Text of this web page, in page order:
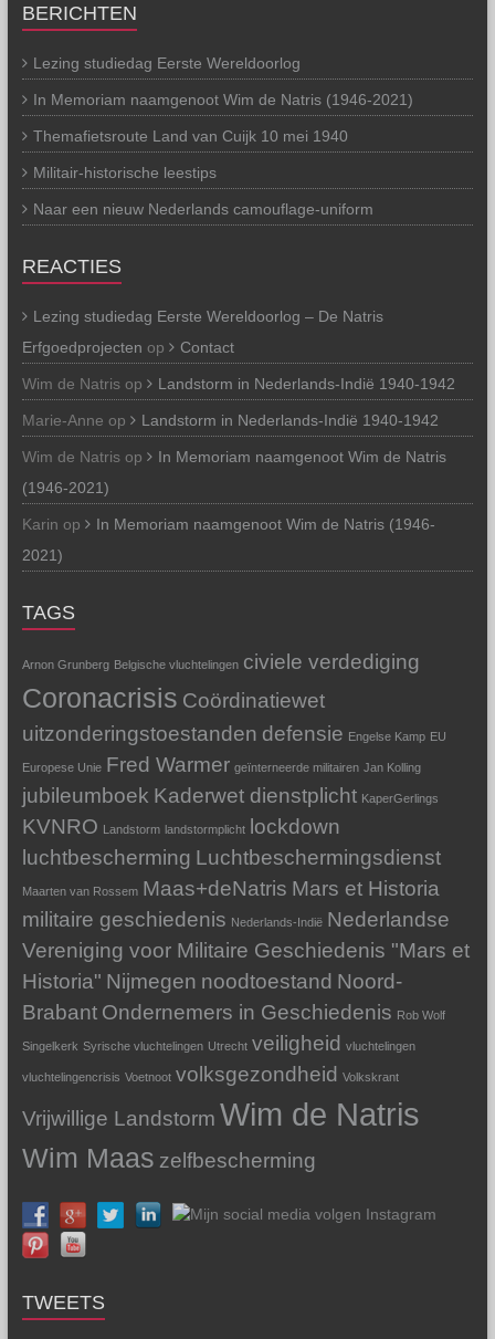
BERICHTEN
Lezing studiedag Eerste Wereldoorlog
In Memoriam naamgenoot Wim de Natris (1946-2021)
Themafietsroute Land van Cuijk 10 mei 1940
Militair-historische leestips
Naar een nieuw Nederlands camouflage-uniform
REACTIES
Lezing studiedag Eerste Wereldoorlog – De Natris
Erfgoedprojecten op Contact
Wim de Natrisop Landstorm in Nederlands-Indië 1940-1942
Marie-Anne op Landstorm in Nederlands-Indië 1940-1942
Wim de Natrisop
In Memoriam naamgenoot Wim de Natris
(1946-2021)
Karin op
In Memoriam naamgenoot Wim de Natris (1946-
2021)
TAGS
Arnon Grunberg Belgische vluchtelingen civiele verdediging
Coronacrisis Coördinatiewet
uitzonderingstoestanden defensie Engelse Kamp EU
Europese Unie Fred Warmer geïnterneerde militairen Jan Kolling
jubileumboek Kaderwet dienstplicht KaperGerlings
KVNRO Landstorm landstormplicht
lockdown
luchtbescherming Luchtbeschermingsdienst
Maarten van Rossem Maas+deNatris Mars et Historia
militaire geschiedenis Nederlands-Indië Nederlandse
Vereniging voor Militaire Geschiedenis "Mars et
Historia" Nijmegen noodtoestand Noord-
Brabant Ondernemers in Geschiedenis Rob Wolf
Singelkerk Syrische vluchtelingen Utrecht veiligheid vluchtelingen
vluchtelingencrisis Voetnoot volksgezondheid Volkskrant
Vrijwillige Landstorm Wim de Natris
Wim Maas zelfbescherming
TWEETS